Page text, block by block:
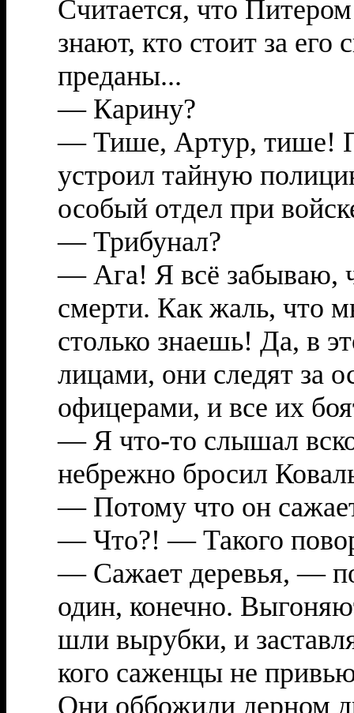
Считается, что
знают, кто стоит за
преданы...
— Карину?
— Тише, Артур, тише!
устроил тайную
особый отдел при
— Трибунал?
— Ага! Я всё забываю,
смерти. Как жаль, что
столько знаешь! Да, в
лицами, они следят за
офицерами, и все их
— Я что-то слышал
небрежно бросил
— Потому что он
— Что?! — Такого
— Сажает деревья, —
один, конечно.
шли вырубки, и
кого саженцы не
Они оббожили дерном